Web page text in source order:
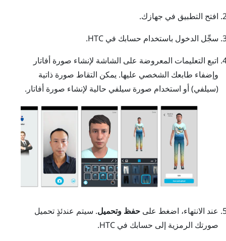
افتح التطبيق في جهازك.
سجِّل الدخول باستخدام حسابك في HTC.
اتبع التعليمات المعروضة على الشاشة لإنشاء صورة أفاتار
وإضفاء طابعك الشخصي عليها. يمكن التقاط صورة ذاتية
(سيلفي) أو استخدام صورة سيلفي حالية لإنشاء صورة أفاتار.
عند الانتهاء، اضغط على حفظ وتحميل. سيتم عندئذٍ تحميل
صورتك الرمزية إلى حسابك في HTC.